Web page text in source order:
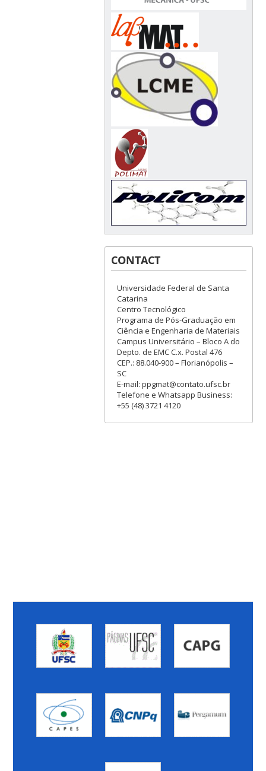
CONTACT
Universidade Federal de Santa
Catarina
Centro Tecnológico
Programa de Pós-Graduação em
Ciência e Engenharia de Materiais
Campus Universitário – Bloco A do
Depto. de EMC C.x. Postal 476
CEP.: 88.040-900 – Florianópolis –
SC
E-mail: ppgmat@contato.ufsc.br
Telefone e Whatsapp Business:
+55 (48) 3721 4120